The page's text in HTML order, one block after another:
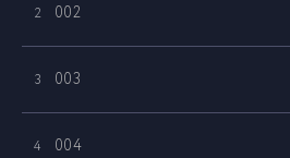
2 002
3 003
4 004